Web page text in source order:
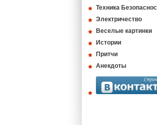
Техника
Электричество
Веселые картинки
Истории
Притчи
Анекдоты